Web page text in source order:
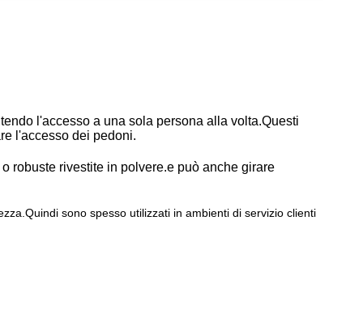
l'accesso a una sola persona alla volta.Questi
l'accesso dei pedoni.
robuste rivestite in polvere.e può anche girare
sono spesso utilizzati in ambienti di servizio clienti